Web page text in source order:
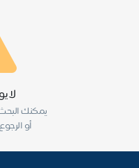
لا
يمكنك
أو الرجوع